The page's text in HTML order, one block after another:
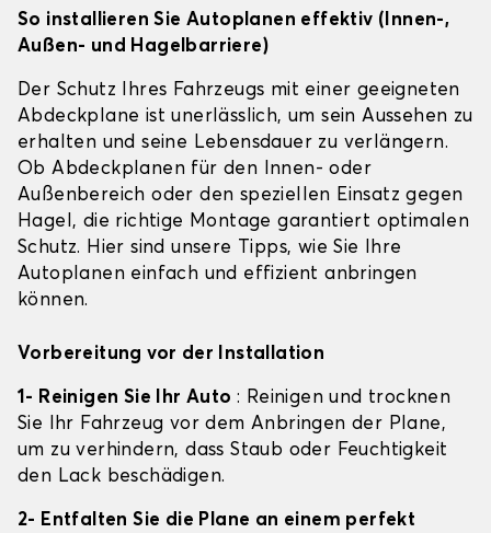
So installieren Sie Autoplanen effektiv (Innen-,
Außen- und Hagelbarriere)
Der Schutz Ihres Fahrzeugs mit einer geeigneten
Abdeckplane ist unerlässlich, um sein Aussehen zu
erhalten und seine Lebensdauer zu verlängern.
Ob Abdeckplanen für den Innen- oder
Außenbereich oder den speziellen Einsatz gegen
Hagel, die richtige Montage garantiert optimalen
Schutz. Hier sind unsere Tipps, wie Sie Ihre
Autoplanen einfach und effizient anbringen
können.
Vorbereitung vor der Installation
1- Reinigen Sie Ihr Auto : Reinigen und trocknen
Sie Ihr Fahrzeug vor dem Anbringen der Plane,
um zu verhindern, dass Staub oder Feuchtigkeit
den Lack beschädigen.
2- Entfalten Sie die Plane an einem perfekt